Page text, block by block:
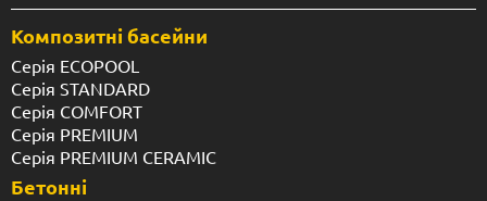
Композитні басейни
Серія ECOPOOL
Серія STANDARD
Серія COMFORT
Серія PREMIUM
Серія PREMIUM CERAMIC
Бетонні